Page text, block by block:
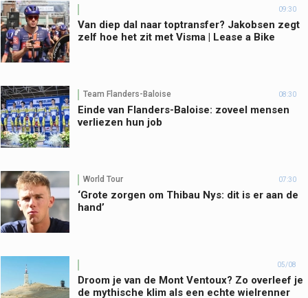
09:30
Van diep dal naar toptransfer? Jakobsen zegt
zelf hoe het zit met Visma | Lease a Bike
Team Flanders-Baloise 08:30
Einde van Flanders-Baloise: zoveel mensen
verliezen hun job
World Tour 07:30
‘Grote zorgen om Thibau Nys: dit is er aan de
hand’
05/08
Droom je van de Mont Ventoux? Zo overleef je
de mythische klim als een echte wielrenner